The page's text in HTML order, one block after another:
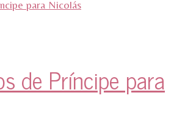
de Príncipe para